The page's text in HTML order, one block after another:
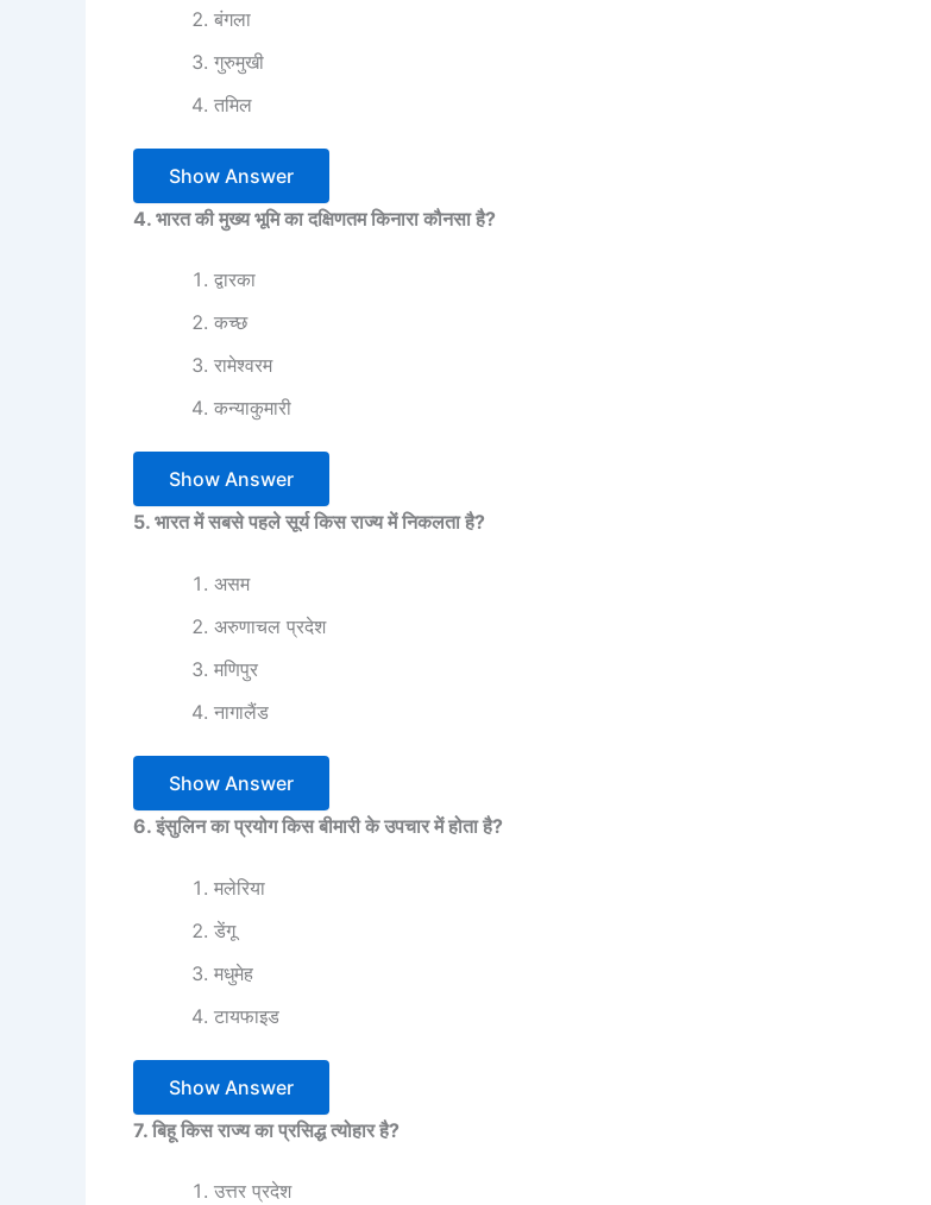
बंगला
गुरुमुखी
तमिल
Show Answer
4. भारत की मुख्य भूमि का दक्षिणतम किनारा कौनसा है?
द्वारका
कच्छ
रामेश्वरम
कन्याकुमारी
Show Answer
5. भारत में सबसे पहले सूर्य किस राज्य में निकलता है?
असम
अरुणाचल प्रदेश
मणिपुर
नागालैंड
Show Answer
6. इंसुलिन का प्रयोग किस बीमारी के उपचार में होता है?
मलेरिया
डेंगू
मधुमेह
टायफाइड
Show Answer
7. बिहू किस राज्य का प्रसिद्ध त्योहार है?
उत्तर प्रदेश